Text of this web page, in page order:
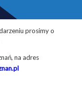
prosimy o
na adres